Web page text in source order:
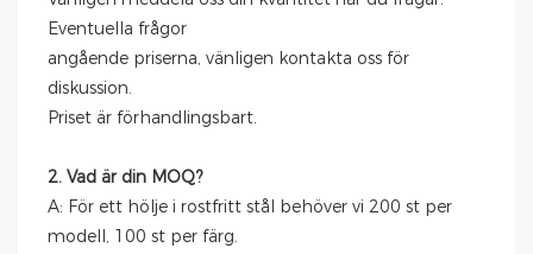
Eventuella frågor
angående priserna, vänligen kontakta oss för
diskussion.
Priset är förhandlingsbart.
2. Vad är din MOQ?
A: För ett hölje i rostfritt stål behöver vi 200 st per
modell, 100 st per färg.